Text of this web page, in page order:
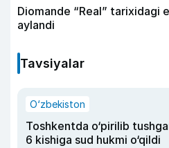
Diomande “Real” tarixidagi
aylandi
Tavsiyalar
O‘zbekiston
Toshkentda o‘pirilib
6 kishiga sud hukmi o‘qildi